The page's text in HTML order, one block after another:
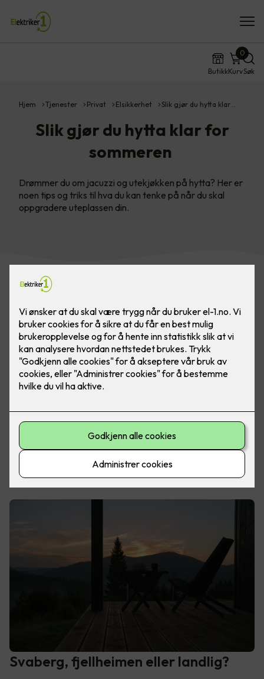
ButikkKurv
0
Søk
Hjem Tjenester Privat Elsikkerhet Slik gjør du hytta klar…
Slik gjør du hytta klar for
sommeren
Drømmer du om jacuzzi og utekjøkken på hytta? Her er
noen tips og triks til hva du kan tenke på når du skal
oppgradere uteplassen din.
året. Uavhengig om du har en hytte i skjærgården, i landlige
omgivelser eller på fjellet med utsikt over fjellheimen, er
fellesnevneren den samme. Norske hytteeiere elsker rett og
slett å sitte ute på terrassen, for å nyte utsikten og naturen.
Les også:Drømmer du om en smart hytte?
Svaberg, fjellheimen eller landlig?